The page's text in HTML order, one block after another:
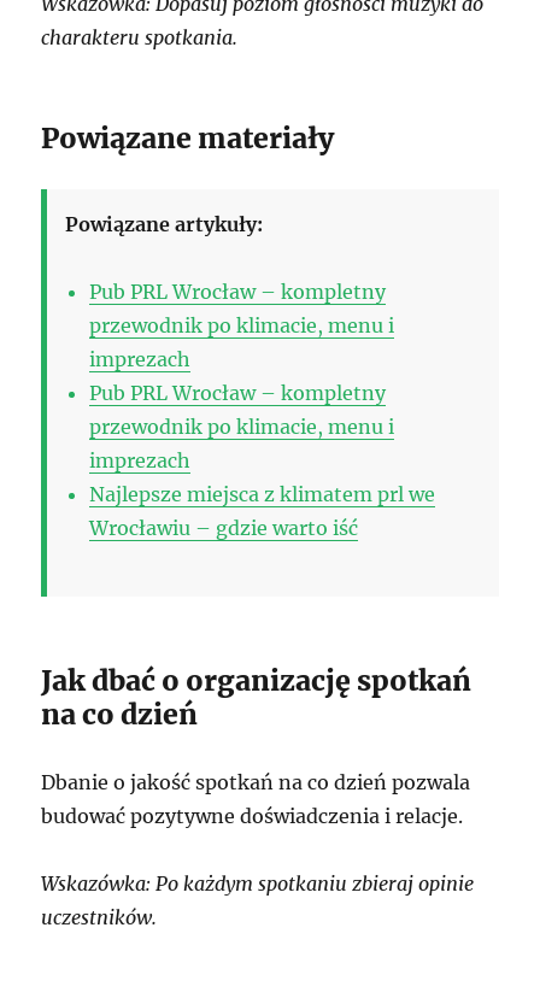
charakteru spotkania.
Powiązane materiały
Powiązane artykuły:
Pub PRL Wrocław – kompletny
przewodnik po klimacie, menu i
imprezach
Pub PRL Wrocław – kompletny
przewodnik po klimacie, menu i
imprezach
Najlepsze miejsca z klimatem prl we
Wrocławiu – gdzie warto iść
Jak dbać o organizację spotkań
na co dzień
Dbanie o jakość spotkań na co dzień pozwala
budować pozytywne doświadczenia i relacje.
Wskazówka: Po każdym spotkaniu zbieraj opinie
uczestników.